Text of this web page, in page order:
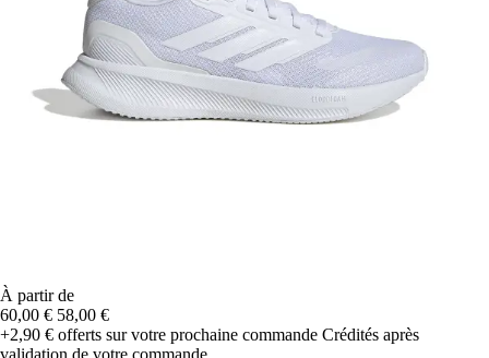
À partir de
60,00 € 58,00 €
+2,90 € offerts sur votre prochaine commande Crédités après